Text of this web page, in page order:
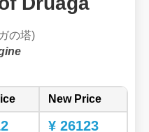
の塔)
New Price
¥ 26123